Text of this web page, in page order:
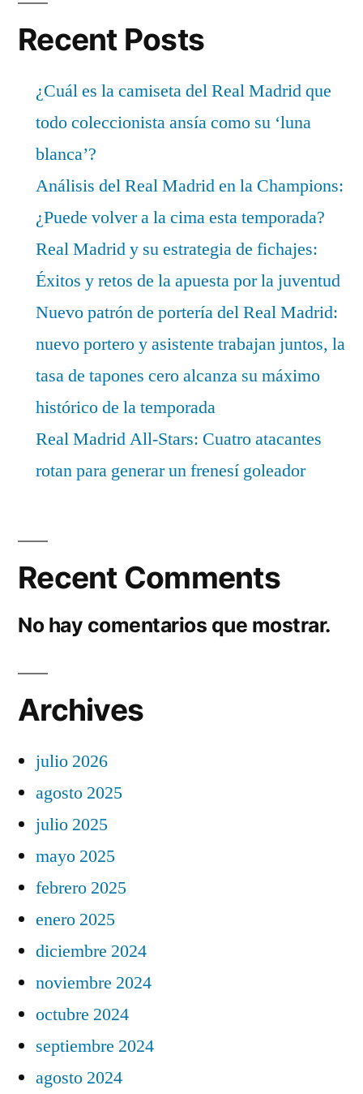
Recent Posts
¿Cuál es la camiseta del Real Madrid que
todo coleccionista ansía como su ‘luna
blanca’?
Análisis del Real Madrid en la Champions:
¿Puede volver a la cima esta temporada?
Real Madrid y su estrategia de fichajes:
Éxitos y retos de la apuesta por la juventud
Nuevo patrón de portería del Real Madrid:
nuevo portero y asistente trabajan juntos, la
tasa de tapones cero alcanza su máximo
histórico de la temporada
Real Madrid All-Stars: Cuatro atacantes
rotan para generar un frenesí goleador
Recent Comments
No hay comentarios que mostrar.
Archives
julio 2026
agosto 2025
julio 2025
mayo 2025
febrero 2025
enero 2025
diciembre 2024
noviembre 2024
octubre 2024
septiembre 2024
agosto 2024